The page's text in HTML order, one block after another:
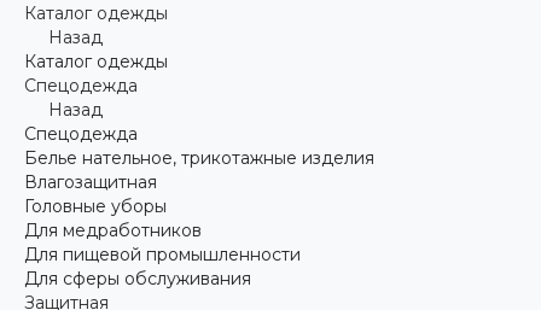
Каталог одежды
Назад
Каталог одежды
Спецодежда
Назад
Спецодежда
Белье нательное, трикотажные изделия
Влагозащитная
Головные уборы
Для медработников
Для пищевой промышленности
Для сферы обслуживания
Защитная